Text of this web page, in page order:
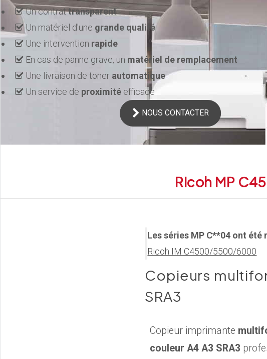
Un contrattransparent
Un matériel d'une grande qualité
Une intervention rapide
En cas de panne grave, un matériel de remplacement
Une livraison de toner automatique
Un service de proximité efficace
NOUS CONTACTER
Ricoh MP
Les séries MP C**04 ont été
Ricoh IM C4500/5500/6000
Copieurs
SRA3
Copieur imprimante
couleur A4 A3 SRA3